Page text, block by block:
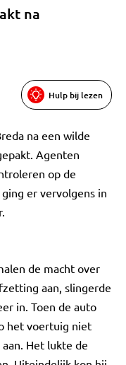
na
Hulp bij lezen
na een wilde
Agenten
op de
er vervolgens in
de macht over
aan, slingerde
in. Toen de auto
het voertuig niet
Het lukte de